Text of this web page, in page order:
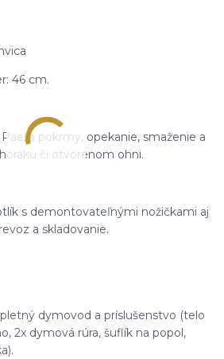
46 cm.
pokrmy, opekanie, smaženie a
či otvorenom ohni.
s demontovateľnými nožičkami aj
a skladovanie.
dymovod a príslušenstvo (telo
2x dymová rúra, šuflík na popol,